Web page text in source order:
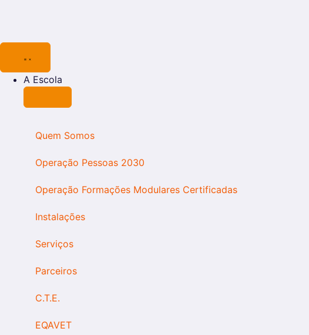
A Escola
Quem Somos
Operação Pessoas 2030
Operação Formações Modulares Certificadas
Instalações
Serviços
Parceiros
C.T.E.
EQAVET